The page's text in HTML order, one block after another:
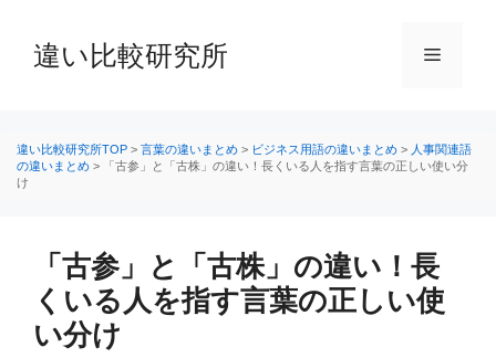
へ
ス
違い比較研究所 メ
違い比較研究所TOP > 言葉の違いまとめ > ビジネス用語の違いまとめ > 人事関連語
の違いまとめ >
「古参」と「古株」の違い！長くいる人を指す言葉の正しい使い分
け
「古参」と「古株」の違い！長
くいる人を指す言葉の正しい使
い分け